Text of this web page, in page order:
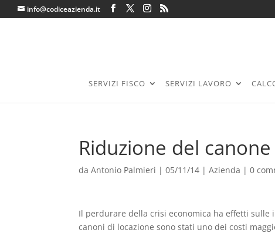
info@codiceazienda.it
SERVIZI FISCO SERVIZI LAVORO
Riduzione del
daAntonio Palmieri |05/11/14 |Azienda |0
Il perdurare della crisi economica ha effetti sulle
canoni di locazione sono stati uno dei costi